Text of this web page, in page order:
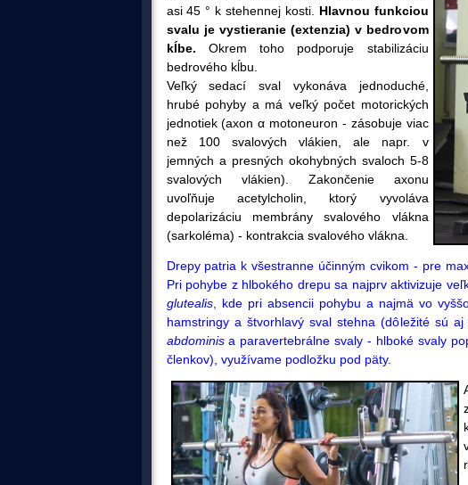
asi 45 ° k stehennej kosti. Hlavnou funkciou
svalu je vystieranie (extenzia) v bedrovom
kĺbe. Okrem toho podporuje stabilizáciu
bedrového kĺbu.
Veľký sedací sval vykonáva jednoduché,
hrubé pohyby a má veľký počet motorických
jednotiek(axonα motoneuron - zásobuje viac
než 100 svalových vlákien, ale napr. v
jemných a presných okohybných svaloch 5-8
svalových vlákien). Zakončenie axonu
uvoľňuje acetylcholin, ktorý vyvoláva
depolarizáciu membrány svalového vlákna
(sarkoléma) - kontrakcia svalového vlákna.
Drepy patria k všestranne účinným cvikom - pre
Pri pohybe z hlbokého drepu sa najprv aktivizuje
glutealis, kde pri absencii pohybu a najmä vo
hamstringy a štvorhlavý sval stehna (dôležité sú
abdominisa paravertebrálne svaly - hlboké svaly
členkov), využívame podložku pod päty.